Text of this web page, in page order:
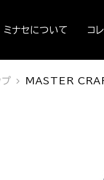
ミナセについて コ
MASTER